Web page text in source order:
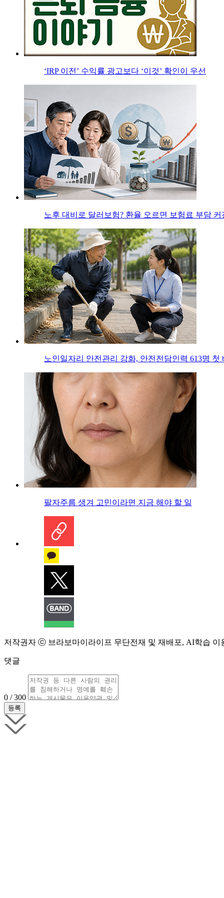
‘IRP 이전’ 수익률 광고보다 ‘이것’ 확인이 우선
노후 대비로 달러보험? 환율 오르면 보험료 부담 커
노인일자리 안전관리 강화, 안전전담인력 613명 첫
팔자주름 생겨 고민이라면 지금 해야 할 일
저작권자 ⓒ 브라보마이라이프 무단전재 및 재배포, AI학습 이
댓글
0 / 300